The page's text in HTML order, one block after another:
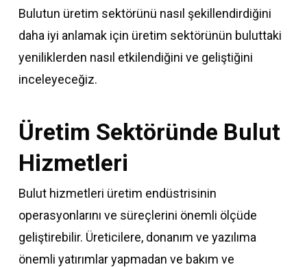
Bulutun üretim sektörünü nasıl şekillendirdiğini
daha iyi anlamak için üretim sektörünün buluttaki
yeniliklerden nasıl etkilendiğini ve geliştiğini
inceleyeceğiz.
Üretim Sektöründe Bulut
Hizmetleri
Bulut hizmetleri üretim endüstrisinin
operasyonlarını ve süreçlerini önemli ölçüde
geliştirebilir. Üreticilere, donanım ve yazılıma
önemli yatırımlar yapmadan ve bakım ve